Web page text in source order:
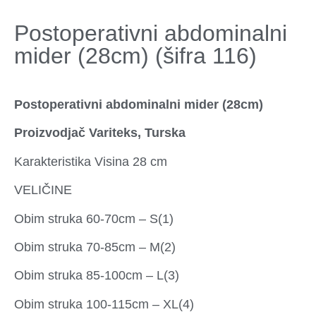
Postoperativni abdominalni
mider (28cm) (šifra 116)
Postoperativni abdominalni mider (28cm)
Proizvodjač Variteks, Turska
Karakteristika Visina 28 cm
VELIČINE
Obim struka 60-70cm – S(1)
Obim struka 70-85cm – M(2)
Obim struka 85-100cm – L(3)
Obim struka 100-115cm – XL(4)